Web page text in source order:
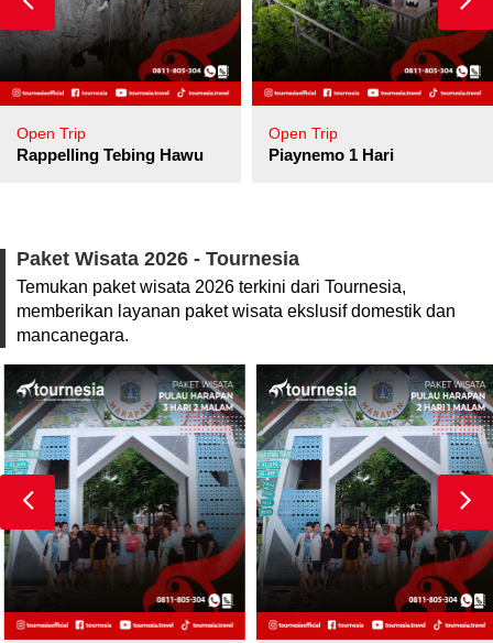
Open Trip
Rappelling Tebing Hawu
Open Trip
Piaynemo 1 Hari
Paket Wisata 2026 - Tournesia
Temukan paket wisata 2026 terkini dari Tournesia,
memberikan layanan paket wisata ekslusif domestik dan
mancanegara.